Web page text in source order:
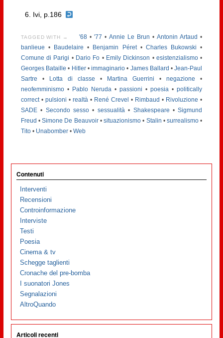
Ivi, p.186
TAGGED WITH → '68•'77 • Annie Le Brun • Antonin Artaud •
banlieue • Baudelaire • Benjamin Péret• Charles Bukowski •
Comune di Parigi • Dario Fo • Emily Dickinson • esistenzialismo •
Georges Bataille • Hitler•immaginario • James Ballard •Jean-Paul
Sartre • Lotta di classe • Martina Guerrini •negazione •
neofemminismo• Pablo Neruda•passioni •poesia •politically
correct• pulsioni • realtà• René Crevel • Rimbaud • Rivoluzione •
SADE• Secondo sesso• sessualità• Shakespeare •Sigmund
Freud •Simone De Beauvoir•situazionismo • Stalin •surrealismo •
Tito• Unabomber• Web
Contenuti
Interventi
Recensioni
Controinformazione
Interviste
Testi
Poesia
Cinema & tv
Schegge taglienti
Cronache del pre-bomba
I suonatori Jones
Segnalazioni
AltroQuando
Articoli recenti